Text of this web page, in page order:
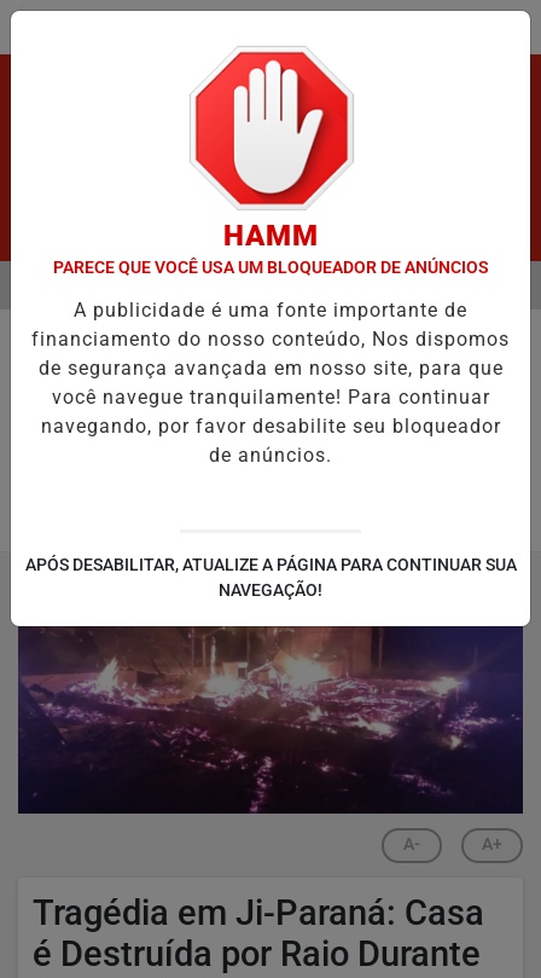
EM ALTA
INCÊNDIO
Raio cai em residência.
Casa é Destruída por Raio Durante
A- A+
Tragédia em Ji-Paraná: Casa
é Destruída por Raio Durante
HAMM
PARECE QUE VOCÊ USA UM BLOQUEADOR DE ANÚNCIOS
A publicidade é uma fonte importante de
financiamento do nosso conteúdo, Nos dispomos
de segurança avançada em nosso site, para que
você navegue tranquilamente! Para continuar
navegando, por favor desabilite seu bloqueador
de anúncios.
APÓS DESABILITAR, ATUALIZE A PÁGINA PARA CONTINUAR SUA
NAVEGAÇÃO!